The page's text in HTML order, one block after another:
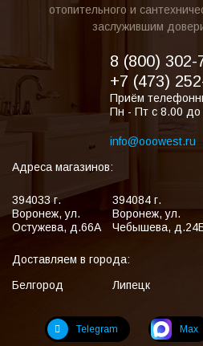
отопительного и
заслужившим
8 (800) 302-
+7 (473)
Приём
Пн - Пт с 8.00 до
info@ooowest.ru
Адреса магазинов:
394033 г.
Воронеж,ул.
Остужева, д.66А
394084 г.
Воронеж,ул.
Чебышева,
Доставляем в города:
Белгород
Липецк
Telegram Max